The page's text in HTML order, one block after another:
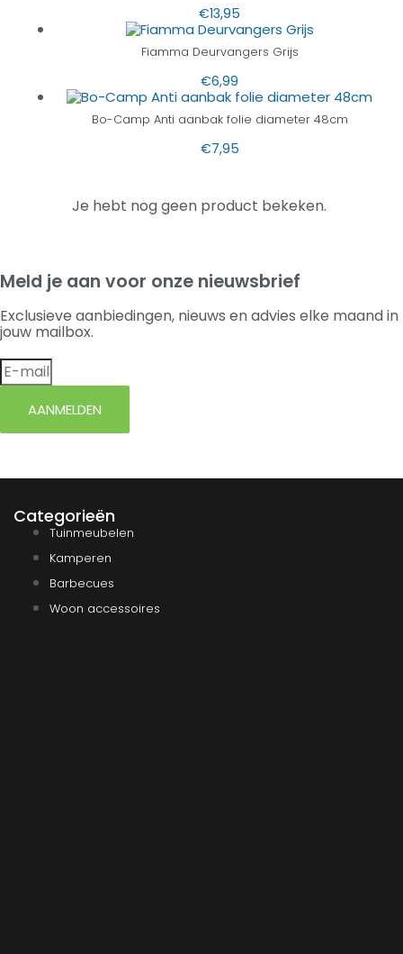
€13,95
Fiamma Deurvangers Grijs
€6,99
Bo-Camp Anti aanbak folie diameter 48cm
€7,95
Je hebt nog geen product bekeken.
Meld je aan voor onze nieuwsbrief
Exclusieve aanbiedingen, nieuws en advies elke maand in
jouw mailbox.
AANMELDEN
Categorieën
Tuinmeubelen
Kamperen
Barbecues
Woon accessoires